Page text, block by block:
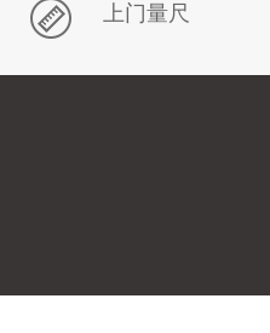
上门量尺